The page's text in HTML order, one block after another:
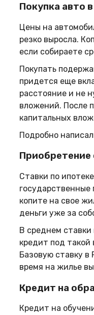
Покупка авто
Цены на
резко выросла.
если собираете
Покупать
придется еще
расстояние и не
вложений. После
капитальных
Подробно
Приобретение
Ставки по
государственные
копите на свое
деньги уже за
В среднем ставки
кредит под
Базовую ставку
время на жилье
Кредит на
Кредит на